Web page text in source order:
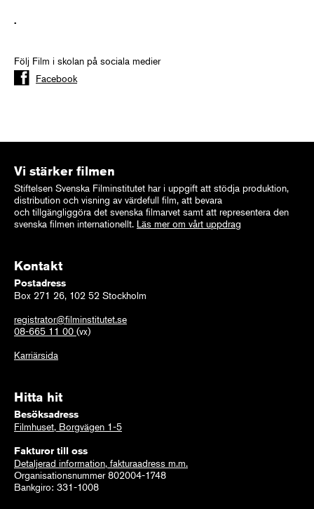
.
Följ Film i skolan på sociala medier
Facebook
Vi stärker filmen
Stiftelsen Svenska Filminstitutet har i uppgift att stödja produktion,
distribution och visning av värdefull film, att bevara
och tillgängliggöra det svenska filmarvet samt att representera den
svenska filmen internationellt. Läs mer om vårt uppdrag
Kontakt
Postadress
Box 271 26, 102 52 Stockholm
registrator@filminstitutet.se
08-665 11 00 (vx)
Karriärsida
Hitta hit
Besöksadress
Filmhuset, Borgvägen 1-5
Fakturor till oss
Detaljerad information, fakturaadress m.m.
Organisationsnummer 802004-1748
Bankgiro: 331-1008